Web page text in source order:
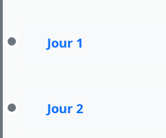
Jour 1
Jour 2